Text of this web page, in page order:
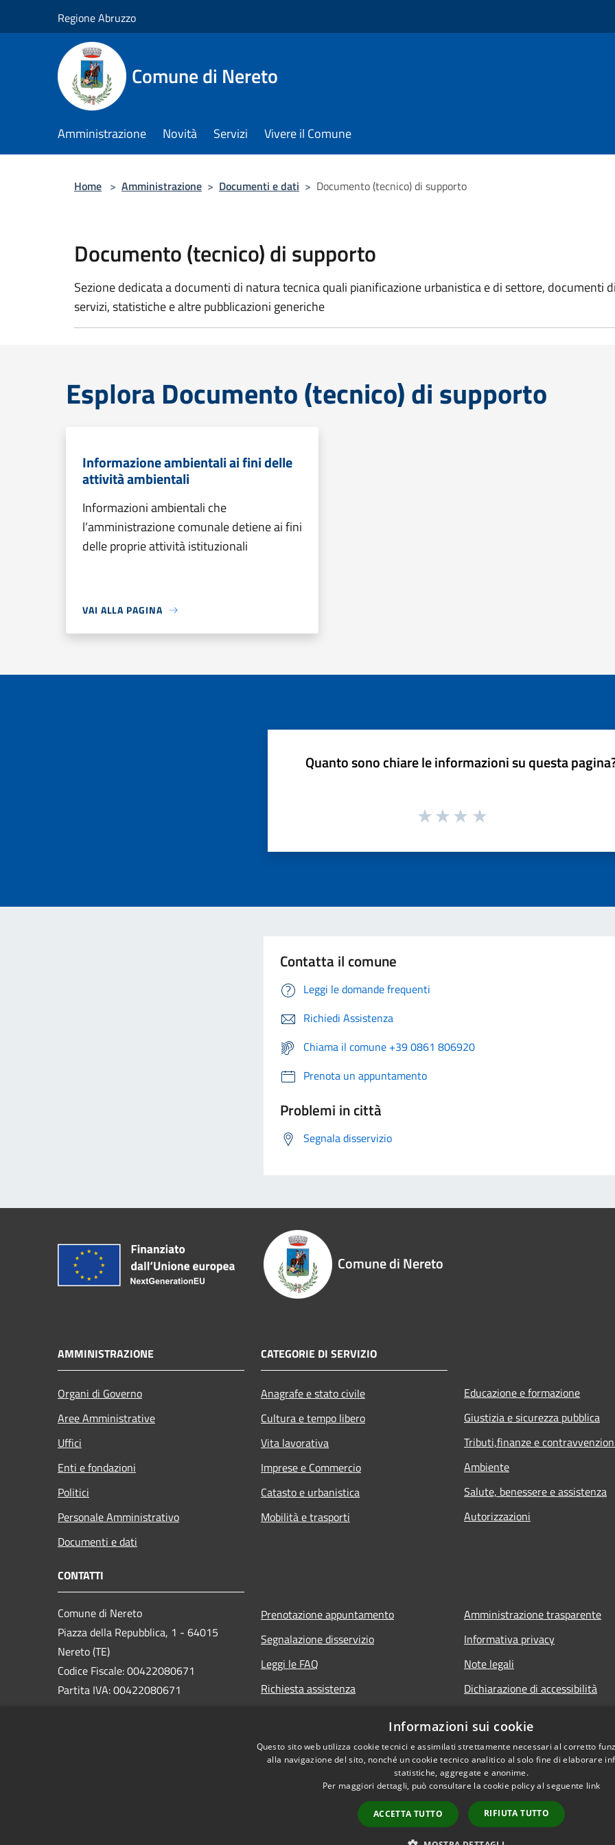
Regione Abruzzo
Comune di Nereto
Amministrazione Novità Servizi Vivere il Comune
Home > Amministrazione > Documenti e dati > Documento (tecnico) di supporto
Documento (tecnico) di supporto
Sezione dedicata a documenti di natura tecnica quali pianificazione urbanistica e di settore, documenti
servizi, statistiche e altre pubblicazioni generiche
Esplora Documento (tecnico) di supporto
Informazione ambientali ai fini delle
attività ambientali
Informazioni ambientali che
l’amministrazione comunale detiene ai fini
delle proprie attività istituzionali
VAI ALLA PAGINA
Quanto sono chiare le informazioni su questa
Contatta il comune
Leggi le domande frequenti
Richiedi Assistenza
Chiama il comune +39 0861 806920
Prenota un appuntamento
Problemi in città
Segnala disservizio
Comune di Nereto
AMMINISTRAZIONE
Organi di Governo
Aree Amministrative
Uffici
Enti e fondazioni
Politici
Personale Amministrativo
Documenti e dati
CATEGORIE DI SERVIZIO
Anagrafe e stato civile
Cultura e tempo libero
Vita lavorativa
Imprese e Commercio
Catasto e urbanistica
Mobilità e trasporti
Educazione e formazione
Giustizia e sicurezza pubblica
Tributi,finanze e
Ambiente
Salute, benessere e assistenza
Autorizzazioni
CONTATTI
Comune di Nereto
Piazza della Repubblica, 1 - 64015
Nereto (TE)
Codice Fiscale: 00422080671
Partita IVA: 00422080671
Prenotazione appuntamento
Segnalazione disservizio
Leggi le FAQ
Richiesta assistenza
Amministrazione trasparente
Informativa privacy
Note legali
Dichiarazione di accessibilità
Copyright © 2026 •
Informazioni sui cookie
Questo sito web utilizza cookie tecnici e assimilati strettamente necessari al corretto
alla navigazione del sito, nonché un cookie tecnico analitico al solo fine di elaborare
statistiche, aggregate e anonime.
Per maggiori dettagli, può consultare la cookie policy al seguente link
ACCETTA TUTTO RIFIUTA TUTTO